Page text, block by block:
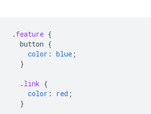
. feature {
button {
color : blue ;
}
. link {
color : red ;
}